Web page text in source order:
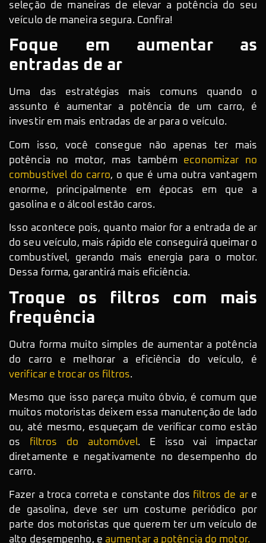
seleção de maneiras de elevar a potência do seu
veículo de maneira segura. Confira!
Foque em aumentar as
entradas de ar
Uma das estratégias mais comuns quando o
assunto é aumentar a potência de um carro, é
investir em mais entradas de ar para o veículo.
Com isso, você consegue não apenas ter mais
potência no motor, mas também economizar no
combustível do carro, o que é uma outra vantagem
enorme, principalmente em épocas em que a
gasolina e o álcool estão caros.
Isso acontece pois, quanto maior for a entrada de ar
do seu veículo, mais rápido ele conseguirá queimar o
combustível, gerando mais energia para o motor.
Dessa forma, garantirá mais eficiência.
Troque os filtros com mais
frequência
Outra forma muito simples de aumentar a potência
do carro e melhorar a eficiência do veículo, é
verificar e trocar os filtros.
Mesmo que isso pareça muito óbvio, é comum que
muitos motoristas deixem essa manutenção de lado
ou, até mesmo, esqueçam de verificar como estão
os
filtros do automóvel. E isso vai impactar
diretamente e negativamente no desempenho do
carro.
Fazer a troca correta e constante dos filtros de are
de gasolina, deve ser um costume periódico por
parte dos motoristas que querem ter um veículo de
alto desempenho, e aumentar a potência do motor.